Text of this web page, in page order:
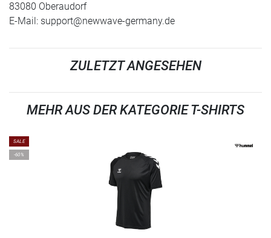
83080 Oberaudorf
E-Mail: support@newwave-germany.de
ZULETZT ANGESEHEN
MEHR AUS DER KATEGORIE T-SHIRTS
SALE
-60%